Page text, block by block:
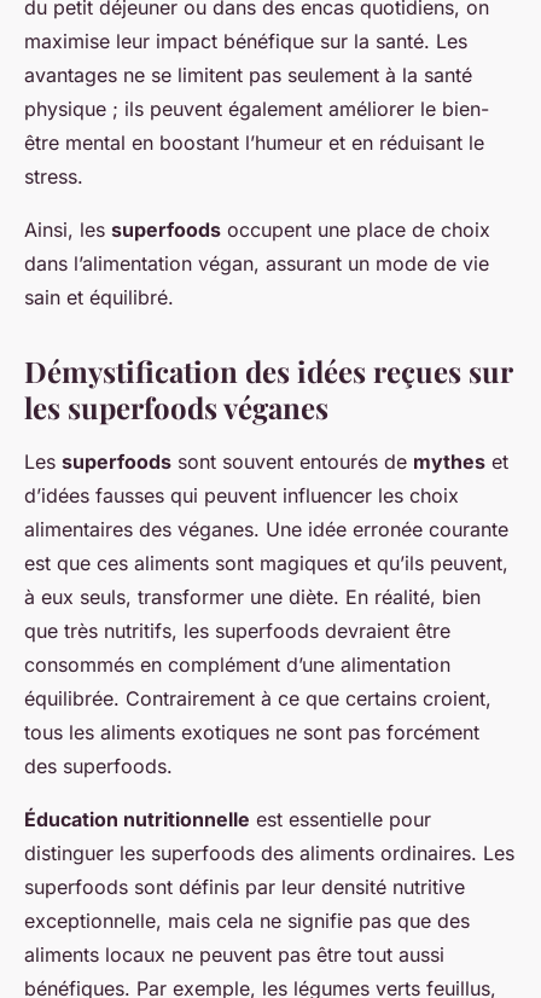
du petit déjeuner ou dans des encas quotidiens, on
maximise leur impact bénéfique sur la santé. Les
avantages ne se limitent pas seulement à la santé
physique ; ils peuvent également améliorer le bien-
être mental en boostant l’humeur et en réduisant le
stress.
Ainsi, les superfoods occupent une place de choix
dans l’alimentation végan, assurant un mode de vie
sain et équilibré.
Démystification des idées reçues sur
les superfoods véganes
Les superfoods sont souvent entourés de mythes et
d’idées fausses qui peuvent influencer les choix
alimentaires des véganes. Une idée erronée courante
est que ces aliments sont magiques et qu’ils peuvent,
à eux seuls, transformer une diète. En réalité, bien
que très nutritifs, les superfoods devraient être
consommés en complément d’une alimentation
équilibrée. Contrairement à ce que certains croient,
tous les aliments exotiques ne sont pas forcément
des superfoods.
Éducation nutritionnelle est essentielle pour
distinguer les superfoods des aliments ordinaires. Les
superfoods sont définis par leur densité nutritive
exceptionnelle, mais cela ne signifie pas que des
aliments locaux ne peuvent pas être tout aussi
bénéfiques. Par exemple, les légumes verts feuillus,